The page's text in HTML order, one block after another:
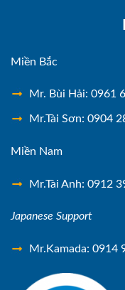
Miền Bắc
Mr. Bùi Hải: 0961
Mr.Tài Sơn: 0904
Miền Nam
Mr.Tài Anh: 0912
Japanese Support
Mr.Kamada: 0914